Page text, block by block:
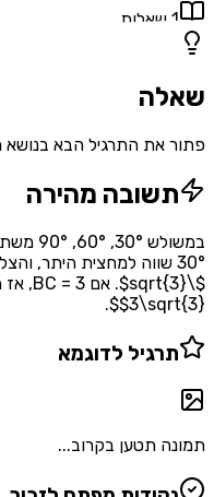
1 שאלות
שאלה
פתור את התרגיל הבא בנושא משולש
תשובה מהירה
$3\sqrt{3}$.
תרגיל לדוגמא
תמונה תטען בקרוב...